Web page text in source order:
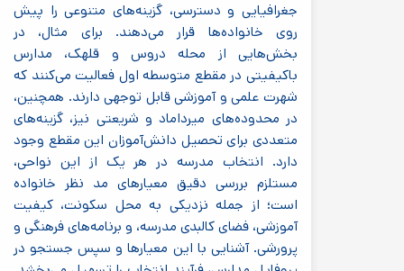
جغرافیایی و دسترسی، گزینه‌های متنوعی را پیش
روی خانواده‌ها قرار می‌دهند. برای مثال، در
بخش‌هایی از محله دروس و قلهک، مدارس
باکیفیتی در مقطع متوسطه اول فعالیت می‌کنند که
شهرت علمی و آموزشی قابل توجهی دارند. همچنین،
در محدوده‌های میرداماد و شریعتی نیز، گزینه‌های
متعددی برای تحصیل دانش‌آموزان این مقطع وجود
دارد. انتخاب مدرسه در هر یک از این نواحی،
مستلزم بررسی دقیق معیارهای مد نظر خانواده
است؛ از جمله نزدیکی به محل سکونت، کیفیت
آموزشی، فضای کالبدی مدرسه، و برنامه‌های فرهنگی و
پرورشی. آشنایی با این معیارها و سپس جستجو در